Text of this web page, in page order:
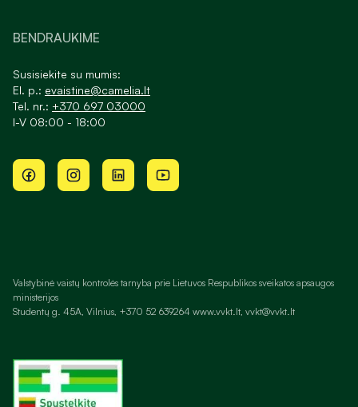
BENDRAUKIME
Susisiekite su mumis:
El. p.: evaistine@camelia.lt
Tel. nr.: +370 697 03000
I-V 08:00 - 18:00
Valstybinė vaistų kontrolės tarnyba prie Lietuvos Respublikos sveikatos apsaugos
ministerijos
Studentų g. 45A, Vilnius, +370 52 639264 www.vvkt.lt, vvkt@vvkt.lt